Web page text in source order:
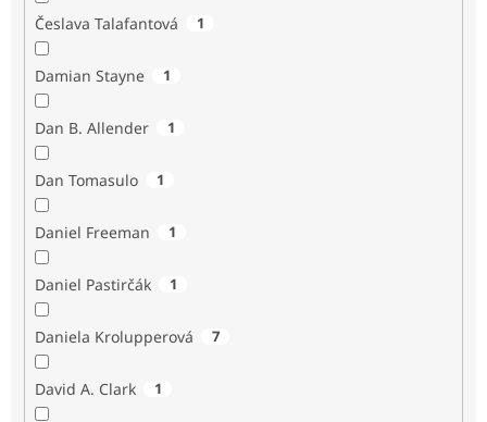
Česlava Talafantová 1
Damian Stayne 1
Dan B. Allender 1
Dan Tomasulo 1
Daniel Freeman 1
Daniel Pastirčák 1
Daniela Krolupperová 7
David A. Clark 1